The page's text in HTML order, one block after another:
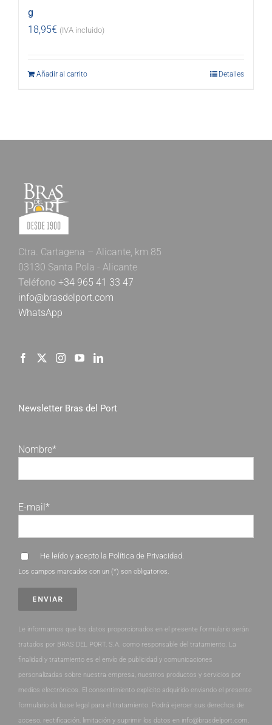
g
18,95€ (IVA incluido)
Añadir al carrito Detalles
Ctra. Cartagena – Alicante, km 85
03130 Santa Pola - Alicante
Teléfono +34 965 41 33 47
info@brasdelport.com
WhatsApp
Newsletter Bras del Port
Nombre*
E-mail*
He leído y acepto la Política de Privacidad.
Los campos marcados con un (*) son obligatorios.
Le informamos que los datos proporcionados en el presente formulario serán
tratados por BRAS DEL PORT, S.A. como responsable del tratamiento. La
finalidad y tratamiento es el envío de publicidad y comunicaciones
personalizadas sobre nuestra empresa, nuestros productos y servicios por
medios electrónicos. El consentimiento explícito adquirido enviando el presente
formulario da base legal para el tratamiento. Podrá ejercer sus derechos de
acceso, rectificación, limitación y suprimir los datos en info@brasdelport.com.